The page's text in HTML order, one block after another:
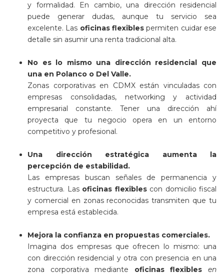
y formalidad. En cambio, una dirección residencial
puede generar dudas, aunque tu servicio sea
excelente. Las oficinas flexibles permiten cuidar ese
detalle sin asumir una renta tradicional alta.
No es lo mismo una dirección residencial que
una en Polanco o Del Valle.
Zonas corporativas en CDMX están vinculadas con
empresas consolidadas, networking y actividad
empresarial constante. Tener una dirección ahí
proyecta que tu negocio opera en un entorno
competitivo y profesional.
Una dirección estratégica aumenta la
percepción de estabilidad.
Las empresas buscan señales de permanencia y
estructura. Las oficinas flexiblescon domicilio fiscal
y comercial en zonas reconocidas transmiten que tu
empresa está establecida.
Mejora la confianza en propuestas comerciales.
Imagina dos empresas que ofrecen lo mismo: una
con dirección residencial y otra con presencia en una
zona corporativa mediante oficinas flexiblesen